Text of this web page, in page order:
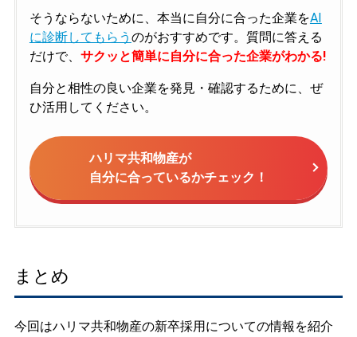
そうならないために、本当に自分に合った企業をAI
に診断してもらう のがおすすめです。質問に答える
だけで、 サクッと簡単に自分に合った企業がわかる!
自分と相性の良い企業を発見・確認するために、ぜ
ひ活用してください。
ハリマ共和物産が
自分に合っているかチェック！
まとめ
今回はハリマ共和物産の新卒採用についての情報を紹介